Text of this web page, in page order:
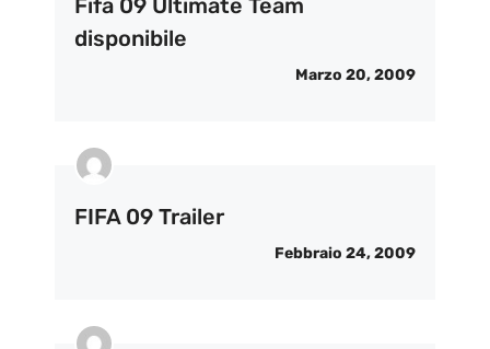
Fifa 09 Ultimate Team
disponibile
Marzo 20, 2009
FIFA 09 Trailer
Febbraio 24, 2009